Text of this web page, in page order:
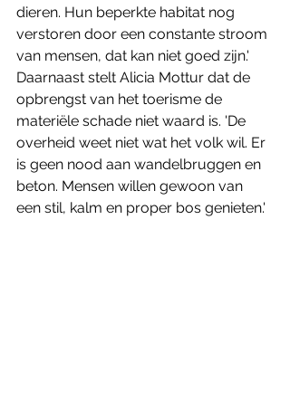
dieren. Hun beperkte habitat nog
verstoren door een constante stroom
van mensen, dat kan niet goed zijn.'
Daarnaast stelt Alicia Mottur dat de
opbrengst van het toerisme de
materiële schade niet waard is. 'De
overheid weet niet wat het volk wil. Er
is geen nood aan wandelbruggen en
beton. Mensen willen gewoon van
een stil, kalm en proper bos genieten.'